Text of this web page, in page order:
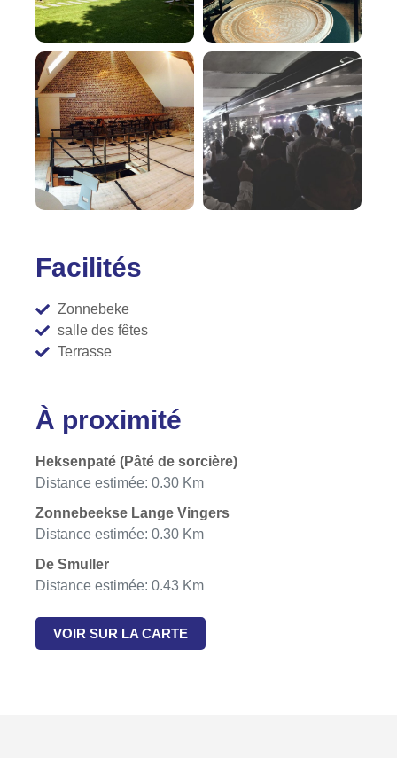
Facilités
Zonnebeke
salle des fêtes
Terrasse
À proximité
Heksenpaté (Pâté de sorcière)
Distance estimée: 0.30 Km
Zonnebeekse Lange Vingers
Distance estimée: 0.30 Km
De Smuller
Distance estimée: 0.43 Km
VOIR SUR LA CARTE